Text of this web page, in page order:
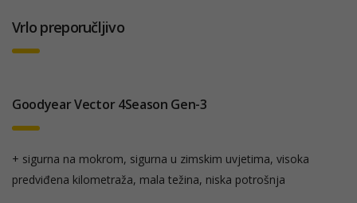
Vrlo preporučljivo
Goodyear Vector 4Season Gen-3
+ sigurna na mokrom, sigurna u zimskim uvjetima, visoka
predviđena kilometraža, mala težina, niska potrošnja